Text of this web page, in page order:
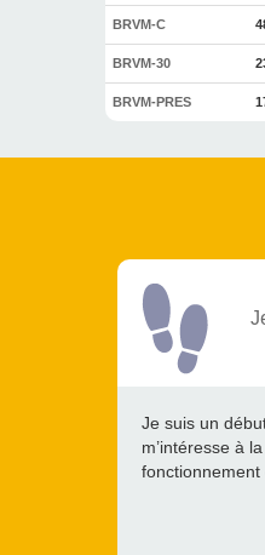
BRVM-C
BRVM-30
BRVM-PRES
Je suis un
m’intéresse à
fonctionnement